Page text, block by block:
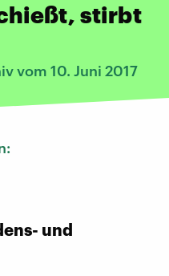
stirbt
vom 10. Juni 2017
und